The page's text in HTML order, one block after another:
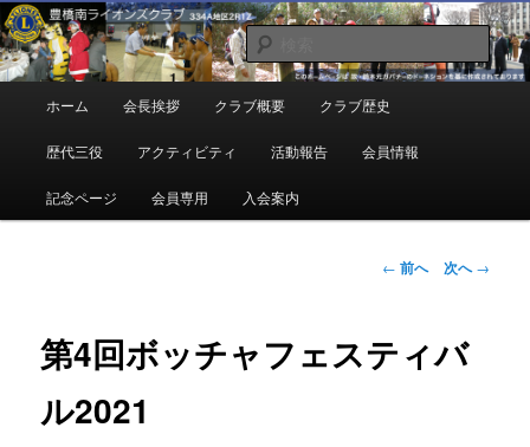
メ
イ
ン
コ
豊橋南ライオンズクラブ
地域奉仕ボランティア
検
索
ュ
ホーム 会長挨拶 クラブ概要 クラブ歴史
歴代三役 アクティビティ 活動報告 会員情報
記念ページ 会員専用 入会案内
投
ビ
ゲ
← 前へ 次へ→
第4回ボッチャフェスティバ
ル2021